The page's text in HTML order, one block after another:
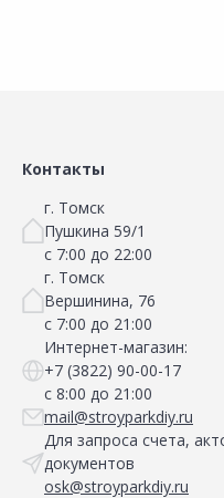
Контакты
г. Томск
Пушкина 59/1
с 7:00 до 22:00
г. Томск
Вершинина, 76
с 7:00 до 21:00
Интернет-магазин:
+7 (3822) 90-00-17
с 8:00 до 21:00
mail@stroyparkdiy.ru
Для запроса счета,
документов
osk@stroyparkdiy.ru